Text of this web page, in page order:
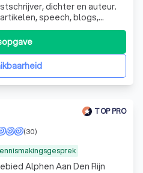
dichter en auteur.
speech, blogs,
Ervaring en samenwerking
TOP PRO
(30)
Alphen Aan Den Rijn